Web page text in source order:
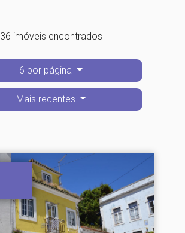
36 imóveis encontrados
6 por página
Mais recentes